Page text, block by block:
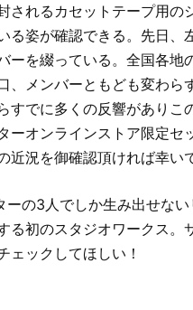
されるカセットテープ用の
る姿が確認できる。先日、
ーを綴っている。全国各地
、メンバーともども変わら
すでに多くの反響がありこ
ーオンラインストア限定セ
況を御確認頂ければ幸い
の3人でしか生み出せな
る初のスタジオワークス。
ェックしてほしい！